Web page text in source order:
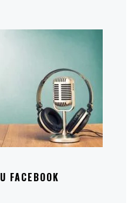
FACEBOOK